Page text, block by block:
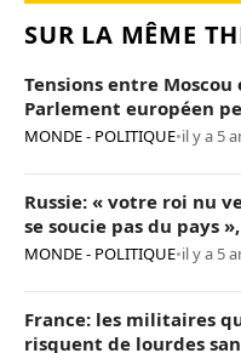
SUR LA MÊME
Tensions entre
Parlement européen
MONDE - POLITIQUE•il y a 5
Russie: « votre roi nu
se soucie pas du pays
Poutine
MONDE - POLITIQUE•il y a 5
France: les militaires
risquent de lourdes